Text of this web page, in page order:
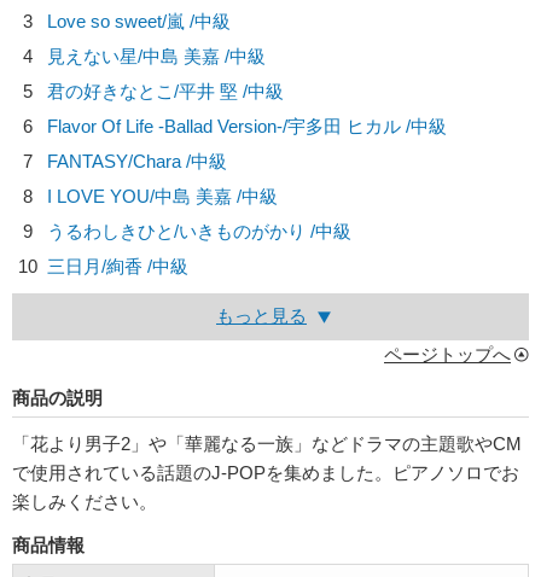
3
Love so sweet/嵐 /中級
4
見えない星/中島 美嘉 /中級
5
君の好きなとこ/平井 堅 /中級
6
Flavor Of Life -Ballad Version-/宇多田 ヒカル /中級
7
FANTASY/Chara /中級
8
I LOVE YOU/中島 美嘉 /中級
9
うるわしきひと/いきものがかり /中級
10 三日月/絢香 /中級
もっと見る
ページトップへ
商品の説明
「花より男子2」や「華麗なる一族」などドラマの主題歌やCM
で使用されている話題のJ-POPを集めました。ピアノソロでお
楽しみください。
商品情報